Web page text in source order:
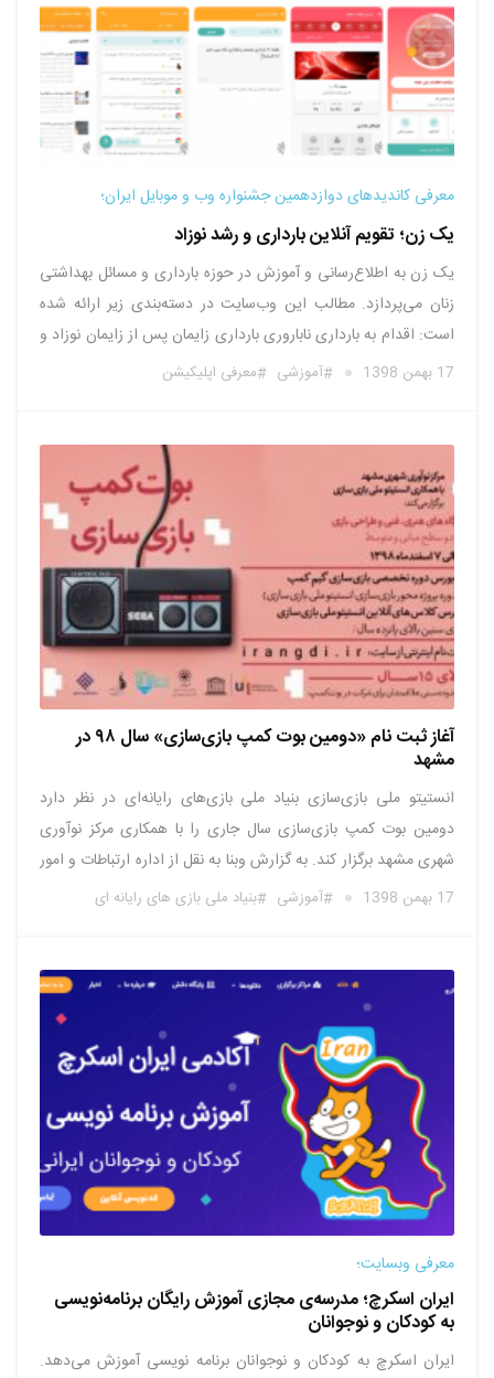
معرفی کاندیدهای دوازدهمین جشنواره وب و موبایل ایران؛
یک زن؛ تقویم آنلاین بارداری و رشد نوزاد
یک زن به اطلاع‌رسانی و آموزش در حوزه بارداری و مسائل بهداشتی
زنان می‌پردازد. مطالب این وب‌سایت در دسته‌بندی زیر ارائه شده
است: اقدام به بارداری ناباروری بارداری زایمان پس از زایمان نوزاد و
شیرخوار نوپا کودک بهداشت و سلامت زناشویی والدین سبک زندگی
17 بهمن 1398 آموزشی معرفی اپلیکیشن
آغاز ثبت نام «دومین بوت کمپ بازی‌سازی» سال ۹۸ در
مشهد
انستیتو ملی بازی‌سازی بنیاد ملی بازی‌های رایانه‌ای در نظر دارد
دومین بوت کمپ بازی‌سازی سال جاری را با همکاری مرکز نوآوری
شهری مشهد برگزار کند. به گزارش وبنا به نقل از اداره ارتباطات و امور
بین‌الملل بنیاد ملی بازی‌های رایانه‌ای؛ این رویداد ۵ روزه با هدف
17 بهمن 1398 آموزشی بنیاد ملی بازی های رایانه ای
معرفی وبسایت؛
ایران اسکرچ؛ مدرسه‌ی مجازی آموزش رایگان برنامه‌نویسی
به کودکان و نوجوانان
ایران اسکرچ به کودکان و نوجوانان برنامه نویسی آموزش می‌دهد.